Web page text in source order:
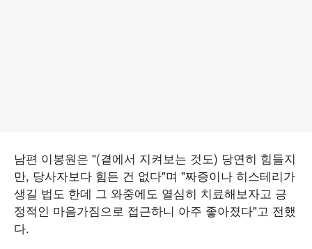
남편 이봉원은 "(곁에서 지켜보는 것도) 당연히 힘들지
만, 당사자보다 힘든 건 없다"며 "짜증이나 히스테리가
생길 법도 한데 그 와중에도 열심히 치료해보자고 긍
정적인 마음가짐으로 접근하니 아주 좋아졌다"고 전했
다.